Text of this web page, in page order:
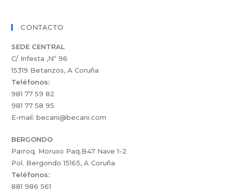
CONTACTO
SEDE CENTRAL
C/ Infesta ,Nº 96
15319 Betanzos, A Coruña
Teléfonos:
981 77 59 82
981 77 58 95
E-mail: becani@becani.com
BERGONDO
Parroq. Moruxo Paq.B47 Nave 1-2
Pol. Bergondo 15165, A Coruña
Teléfonos:
881 986 561